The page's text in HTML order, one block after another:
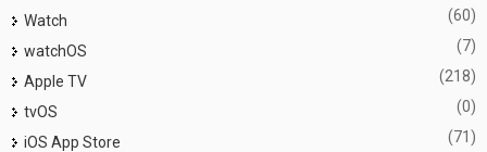
Watch (60)
watchOS (7)
Apple TV (218)
tvOS (0)
iOS App Store (71)